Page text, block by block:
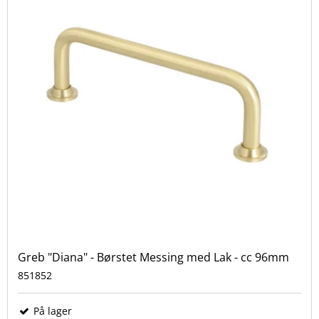
bruges ofte på køkkenlåger, skuffer og skabe, hvor de
tilfører varme, eksklusivitet og et mere gennemført
udtryk i indretningen.
Mange vælger lakerede messinggreb, fordi de
kombinerer det klassiske look fra messing med mindre
populære i køkkener og badeværelser, hvor grebene
bruges mange gange dagligt og udsættes for fugt og
Greb "Diana" - Børstet Messing med Lak - cc 96mm
851852
På lager